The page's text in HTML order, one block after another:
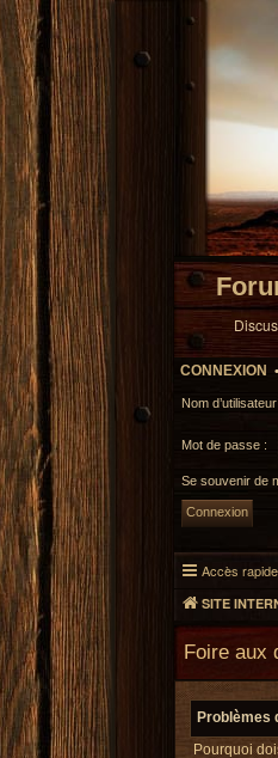
CONNEXION •
Nom d’utilisateur
Mot de passe :
Se souvenir de
Accès rapide
SITE
Foire aux
Problèmes
Pourquoi